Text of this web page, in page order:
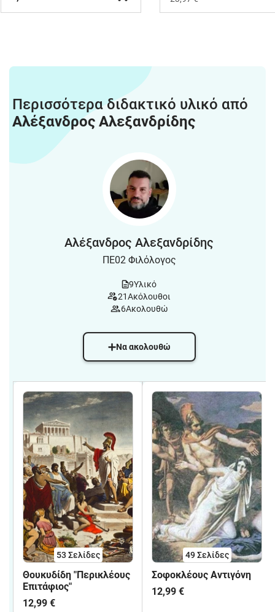
Περισσότερα διδακτικό υλικό από
Αλέξανδρος Αλεξανδρίδης
Αλέξανδρος Αλεξανδρίδης
ΠΕ02 Φιλόλογος
9Υλικό
21Ακόλουθοι
6Ακολουθώ
Να ακολουθώ
53 Σελίδες
Θουκυδίδη "Περικλέους
Επιτάφιος"
12,99 €
49Σελίδες
Σοφοκλέους Αντιγόνη
12,99 €